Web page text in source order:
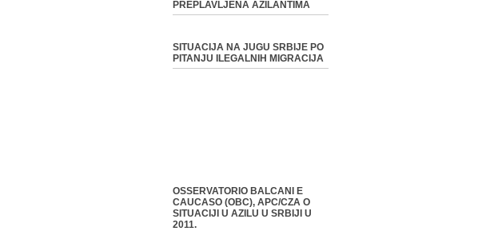
PREPLAVLJENA AZILANTIMA
SITUACIJA NA JUGU SRBIJE PO
PITANJU ILEGALNIH MIGRACIJA
OSSERVATORIO BALCANI E
CAUCASO (OBC), APC/CZA O
SITUACIJI U AZILU U SRBIJI U
2011.